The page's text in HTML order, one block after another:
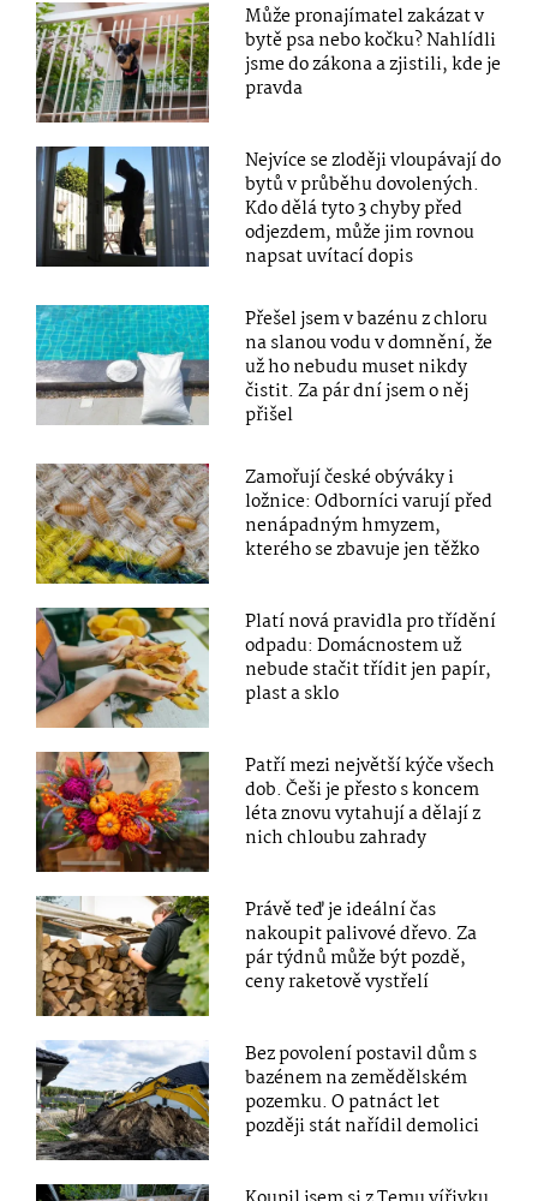
Může pronajímatel zakázat v
bytě psa nebo kočku? Nahlídli
jsme do zákona a zjistili, kde je
pravda
Nejvíce se zloději vloupávají do
bytů v průběhu dovolených.
Kdo dělá tyto 3 chyby před
odjezdem, může jim rovnou
napsat uvítací dopis
Přešel jsem v bazénu z chloru
na slanou vodu v domnění, že
už ho nebudu muset nikdy
čistit. Za pár dní jsem o něj
přišel
Zamořují české obýváky i
ložnice: Odborníci varují před
nenápadným hmyzem,
kterého se zbavuje jen těžko
Platí nová pravidla pro třídění
odpadu: Domácnostem už
nebude stačit třídit jen papír,
plast a sklo
Patří mezi největší kýče všech
dob. Češi je přesto s koncem
léta znovu vytahují a dělají z
nich chloubu zahrady
Právě teď je ideální čas
nakoupit palivové dřevo. Za
pár týdnů může být pozdě,
ceny raketově vystřelí
Bez povolení postavil dům s
bazénem na zemědělském
pozemku. O patnáct let
později stát nařídil demolici